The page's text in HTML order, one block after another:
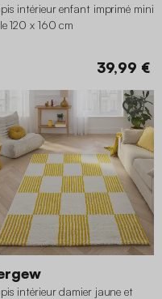
intérieur enfant imprimé mini
120 x 160 cm
39,99 €
intérieur damier jaune et